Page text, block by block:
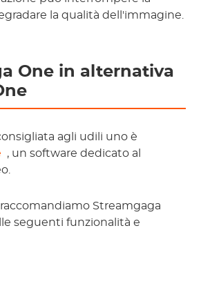
la qualità dell'immagine.
One in alternativa
, un software dedicato al
Streamgaga
seguenti funzionalità e